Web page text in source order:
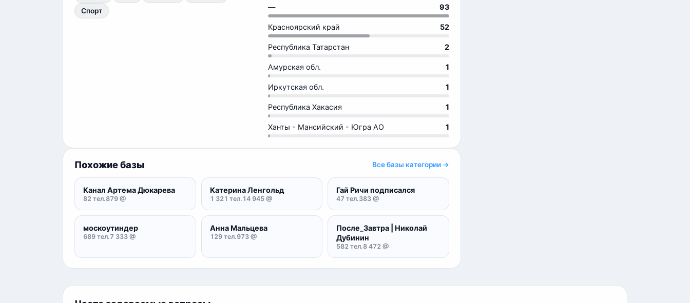
Спорт
—
93
Красноярский край 52
Республика Татарстан 2
Амурская обл. 1
Иркутская обл. 1
Республика Хакасия 1
Ханты - Мансийский - Югра АО 1
Похожие базы Все базы категории →
Канал Артема Дюкарева
82 тел.879 @
Катерина Ленгольд
1 321 тел. 14 945 @
Гай Ричи подписался
47 тел.383 @
москоутиндер
689 тел.7 333 @
Анна Мальцева
129 тел.973 @
После_Завтра | Николай
Дубинин
582 тел.8 472 @